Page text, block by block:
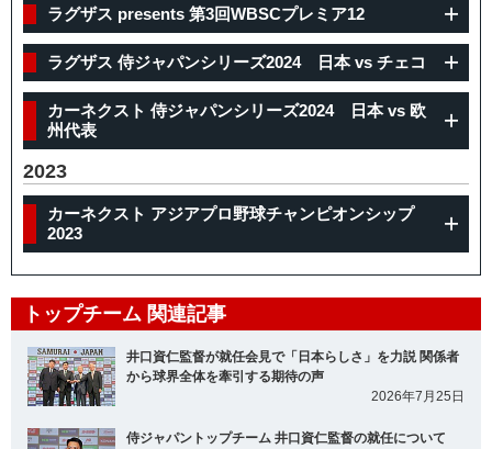
ラグザス presents 第3回WBSCプレミア12
ラグザス 侍ジャパンシリーズ2024 日本 vs チェコ
カーネクスト 侍ジャパンシリーズ2024 日本 vs 欧
州代表
2023
カーネクスト アジアプロ野球チャンピオンシップ
2023
トップチーム 関連記事
井口資仁監督が就任会見で「日本らしさ」を力説 関係者
から球界全体を牽引する期待の声
2026年7月25日
侍ジャパントップチーム 井口資仁監督の就任について